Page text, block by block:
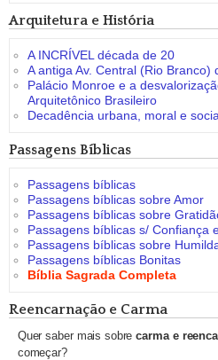
Arquitetura e História
A INCRÍVEL década de 20
A antiga Av. Central (Rio Branco)
Palácio Monroe e a
Arquitetônico Brasileiro
Decadência urbana, moral e
Passagens Bíblicas
Passagens bíblicas
Passagens bíblicas sobre Amor
Passagens bíblicas sobre
Passagens bíblicas s/ Confiança
Passagens bíblicas sobre
Passagens bíblicas Bonitas
Bíblia Sagrada Completa
Reencarnação e Carma
Quer saber mais sobrecarma e
começar?